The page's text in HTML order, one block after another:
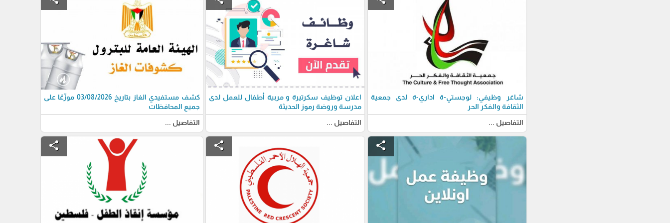
شاغر وظيفي: لوجستي-ة اداري-ة لدى جمعية
الثقافة والفكر الحر
التفاصيل ...
اعلان توظيف سكرتيرة و مربية أطفال للعمل لدى
مدرسة وروضة رموز الحديثة
التفاصيل ...
كشف مستفيدي الغاز بتاريخ 03/08/2026 موزّعًا على
جميع المحافظات
التفاصيل ...
share
share
share